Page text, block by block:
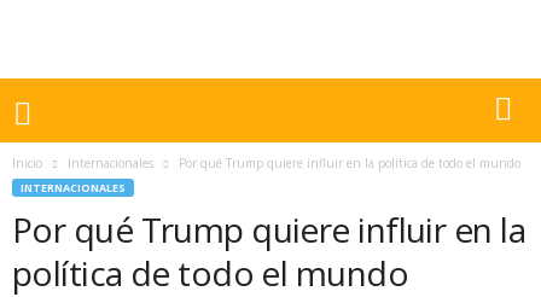
Inicio Internacionales Por qué Trump quiere influir en la política de todo el mundo
INTERNACIONALES
Por qué Trump quiere influir en la
política de todo el mundo